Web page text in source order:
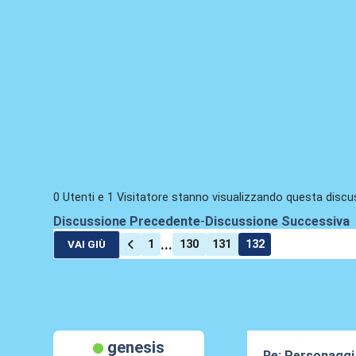
0 Utenti e 1 Visitatore stanno visualizzando questa
Discussione Precedente- Discussione Successiva
VAI GIÙ 1 ... 130 131 132
genesis